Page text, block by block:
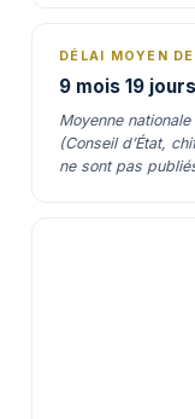
DÉLAI MOYEN
9 mois 19 jours
Moyenne
(Conseil d’État,
ne sont pas